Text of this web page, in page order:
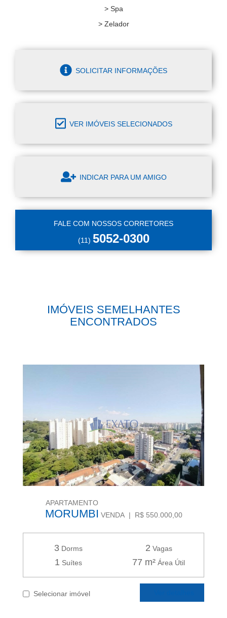
> Spa
> Zelador
SOLICITAR INFORMAÇÕES
VER IMÓVEIS SELECIONADOS
INDICAR PARA UM AMIGO
FALE COM NOSSOS CORRETORES
(11) 5052-0300
IMÓVEIS SEMELHANTES
ENCONTRADOS
APARTAMENTO
MORUMBI VENDA | R$ 550.000,00
3 Dorms 2 Vagas
1 Suítes 77 m² Área Útil
Selecionar imóvel